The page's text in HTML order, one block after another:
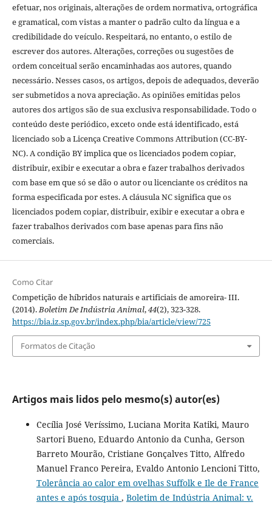
efetuar, nos originais, alterações de ordem normativa, ortográfica
e gramatical, com vistas a manter o padrão culto da língua e a
credibilidade do veículo. Respeitará, no entanto, o estilo de
escrever dos autores. Alterações, correções ou sugestões de
ordem conceitual serão encaminhadas aos autores, quando
necessário. Nesses casos, os artigos, depois de adequados, deverão
ser submetidos a nova apreciação. As opiniões emitidas pelos
autores dos artigos são de sua exclusiva responsabilidade. Todo o
conteúdo deste periódico, exceto onde está identificado, está
licenciado sob a Licença Creative Commons Attribution (CC-BY-
NC). A condição BY implica que os licenciados podem copiar,
distribuir, exibir e executar a obra e fazer trabalhos derivados
com base em que só se dão o autor ou licenciante os créditos na
forma especificada por estes. A cláusula NC significa que os
licenciados podem copiar, distribuir, exibir e executar a obra e
fazer trabalhos derivados com base apenas para fins não
comerciais.
Como Citar
Competição de híbridos naturais e artificiais de amoreira- III.
(2014).Boletim De Indústria Animal,44(2), 323-328.
https://bia.iz.sp.gov.br/index.php/bia/article/view/725
Formatos de Citação
Artigos mais lidos pelo mesmo(s) autor(es)
Cecília José Veríssimo, Luciana Morita Katiki, Mauro
Sartori Bueno, Eduardo Antonio da Cunha, Gerson
Barreto Mourão, Cristiane Gonçalves Titto, Alfredo
Manuel Franco Pereira, Evaldo Antonio Lencioni Titto,
Tolerância ao calor em ovelhas Suffolk e Ile de France
antes e após tosquia , Boletim de Indústria Animal: v.